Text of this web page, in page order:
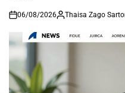
on
06/08/2026 Thaisa Zago